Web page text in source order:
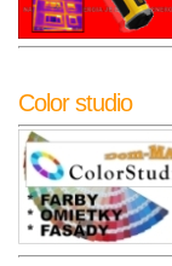
Color studio